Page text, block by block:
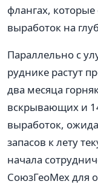
флангах,
выработок на
Параллельно с
руднике растут
два месяца
вскрывающих и
выработок,
запасов к лету
начала
СоюзГеоМех для